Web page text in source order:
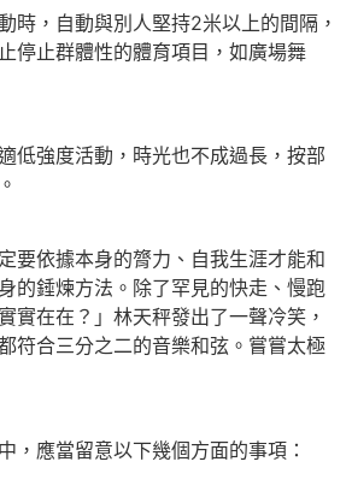
，自動與別人堅持2米以上的間隔，
停止群體性的體育項目，如廣場舞
強度活動，時光也不成過長，按部
依據本身的膂力、自我生涯才能和
的錘煉方法。除了罕見的快走、慢跑
實在在？」林天秤發出了一聲冷笑，
符合三分之二的音樂和弦。嘗嘗太極
應當留意以下幾個方面的事項：